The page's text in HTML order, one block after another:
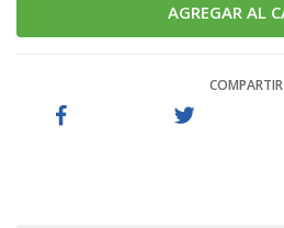
COMPARTIR